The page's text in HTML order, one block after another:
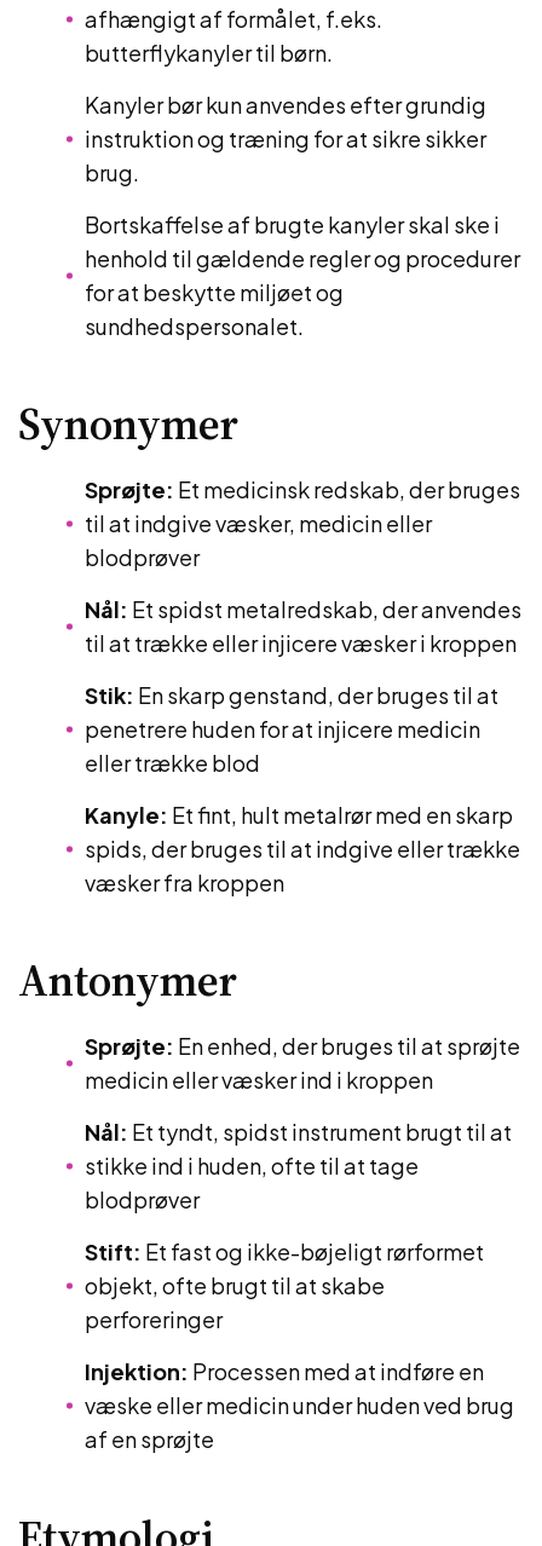
afhængigt af formålet, f.eks.
butterflykanyler til børn.
Kanyler bør kun anvendes efter grundig
instruktion og træning for at sikre sikker
brug.
Bortskaffelse af brugte kanyler skal ske i
henhold til gældende regler og procedurer
for at beskytte miljøet og
sundhedspersonalet.
Synonymer
Sprøjte: Et medicinsk redskab, der bruges
til at indgive væsker, medicin eller
blodprøver
Nål: Et spidst metalredskab, der anvendes
til at trække eller injicere væsker i kroppen
Stik: En skarp genstand, der bruges til at
penetrere huden for at injicere medicin
eller trække blod
Kanyle: Et fint, hult metalrør med en skarp
spids, der bruges til at indgive eller trække
væsker fra kroppen
Antonymer
Sprøjte: En enhed, der bruges til at sprøjte
medicin eller væsker ind i kroppen
Nål: Et tyndt, spidst instrument brugt til at
stikke ind i huden, ofte til at tage
blodprøver
Stift: Et fast og ikke-bøjeligt rørformet
objekt, ofte brugt til at skabe
perforeringer
Injektion: Processen med at indføre en
væske eller medicin under huden ved brug
af en sprøjte